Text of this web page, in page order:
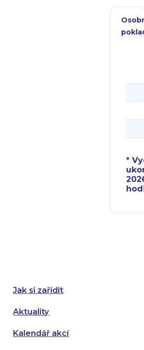
Jak si zařídit
Aktuality
Kalendář akcí
*